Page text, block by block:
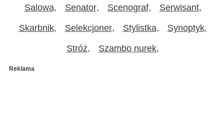
Salowa Senator Scenograf Serwisant
Skarbnik Selekcjoner Stylistka Synoptyk
Stróż Szambo nurek
Reklama